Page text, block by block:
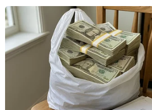
Thêm 2 người mắc COVID-
nhập cảnh được cách ly ngay